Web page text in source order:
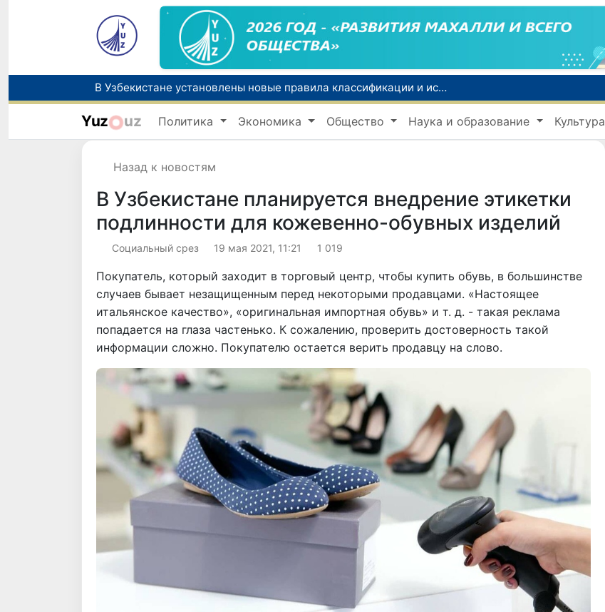
В Узбекистане установлены новые правила классификации и использования автомобильных дорог
В Узбекистане определен порядок перехода банков и МФО на исламскую банковскую деятельность
В Узбекистане вводятся новые субсидии и сервисная поддержка для племенного животноводства
Yuz uz Политика Экономика Общество Наука и образование Культура
Назад к новостям
В Узбекистане планируется внедрение этикетки
подлинности для кожевенно-обувных изделий
Социальный срез 19 мая 2021, 11:21 1 019
Покупатель, который заходит в торговый центр, чтобы купить обувь, в большинстве
случаев бывает незащищенным перед некоторыми продавцами. «Настоящее
итальянское качество», «оригинальная импортная обувь» и т. д. - такая реклама
попадается на глаза частенько. К сожалению, проверить достоверность такой
информации сложно. Покупателю остается верить продавцу на слово.